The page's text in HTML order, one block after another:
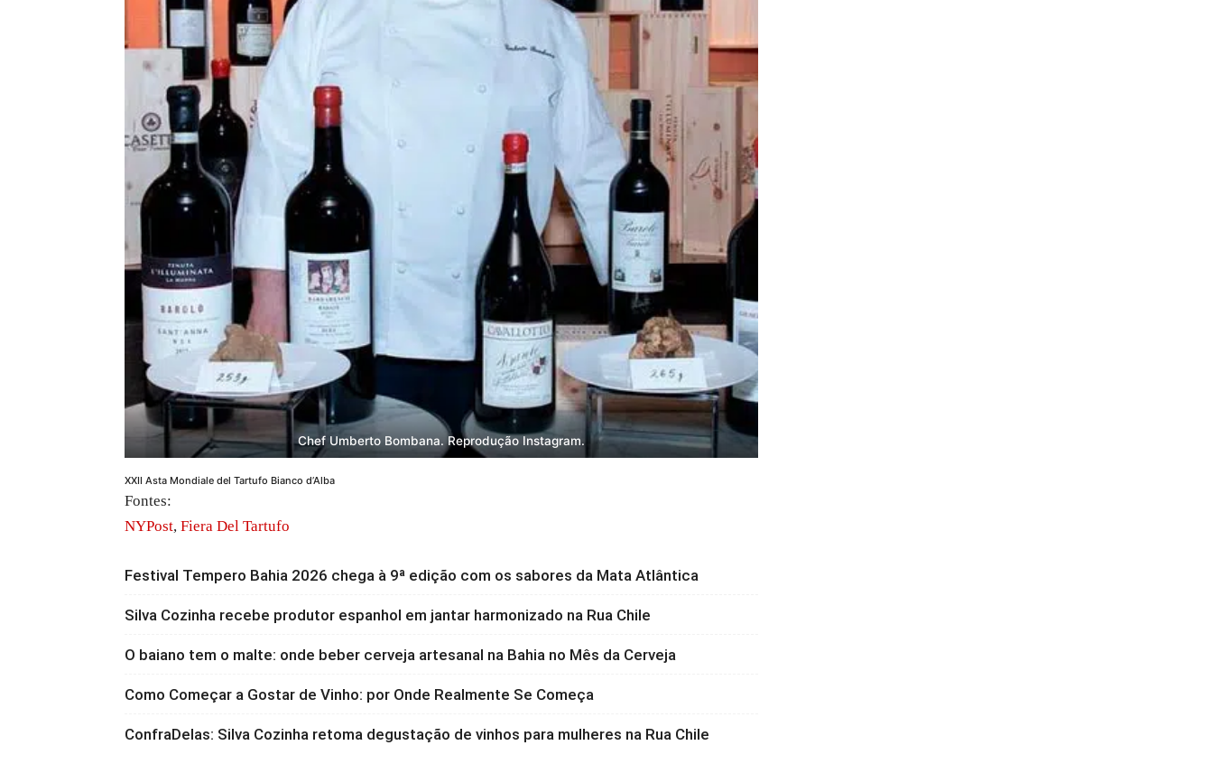
Chef Umberto Bombana. Reprodução Instagram.
XXII Asta Mondiale del Tartufo Bianco d’Alba
Fontes:
NYPost, Fiera Del Tartufo
Festival Tempero Bahia 2026 chega à 9ª edição com os sabores da Mata Atlântica
Silva Cozinha recebe produtor espanhol em jantar harmonizado na Rua Chile
O baiano tem o malte: onde beber cerveja artesanal na Bahia no Mês da Cerveja
Como Começar a Gostar de Vinho: por Onde Realmente Se Começa
ConfraDelas: Silva Cozinha retoma degustação de vinhos para mulheres na Rua Chile